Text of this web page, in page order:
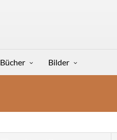
Bücher Bilder